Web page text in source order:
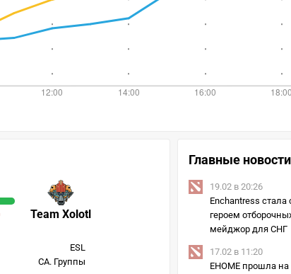
Team Xolotl
ESL
СА. Группы
Главные новости
19.02 в 20:26
Enchantress
героем
мейджор для СНГ
17.02 в 11:20
EHOME прошла на